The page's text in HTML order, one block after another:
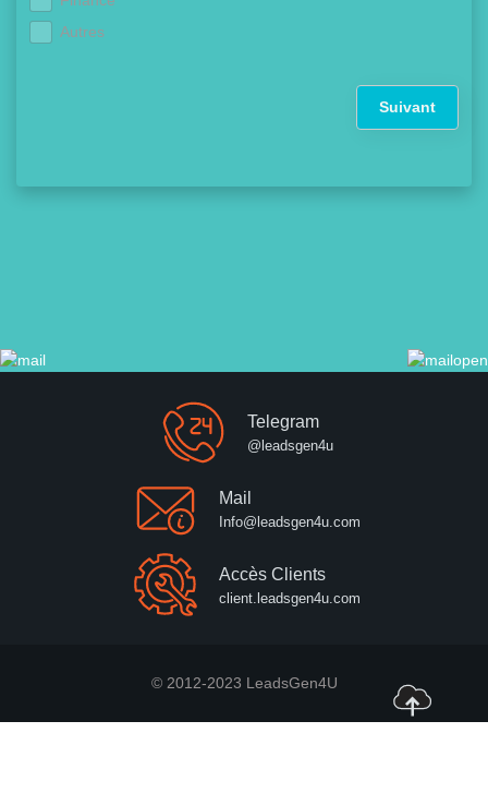
Autres
Suivant
Telegram
@leadsgen4u
Mail
Info@leadsgen4u.com
Accès Clients
client.leadsgen4u.com
© 2012-2023 LeadsGen4U